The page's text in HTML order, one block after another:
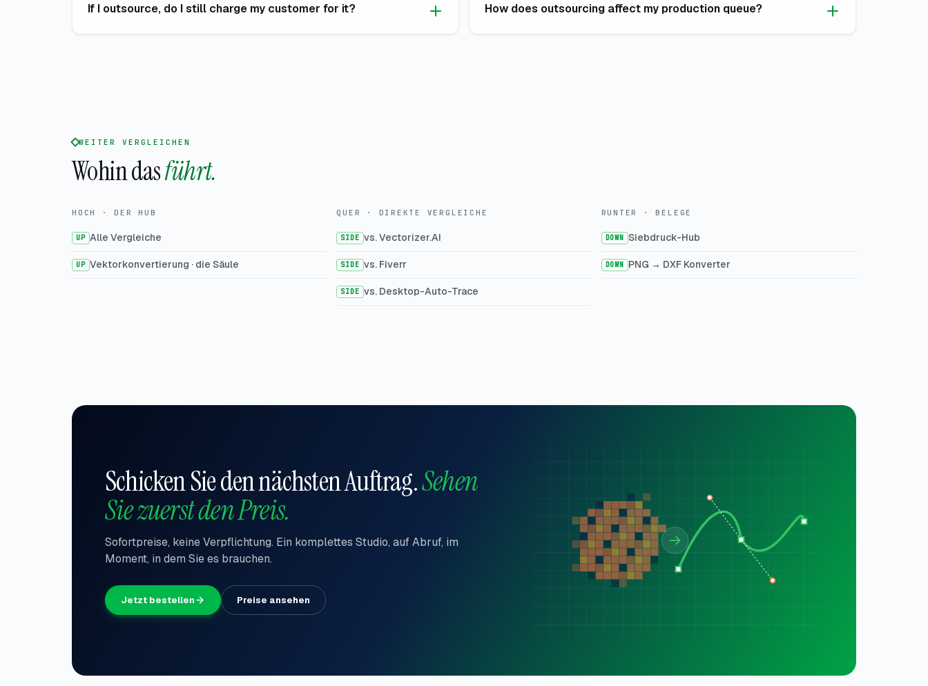
If I outsource, do I still charge my customer for it? How does outsourcing affect my production queue?
WEITER VERGLEICHEN
Wohin dasführt.
HOCH · DER HUB
UP Alle Vergleiche
UP Vektorkonvertierung · die Säule
QUER · DIREKTE VERGLEICHE
SIDE vs. Vectorizer.AI
SIDE vs. Fiverr
SIDE vs. Desktop-Auto-Trace
RUNTER · BELEGE
DOWN Siebdruck-Hub
DOWN PNG → DXF Konverter
Schicken Sie den nächsten Auftrag.Sehen
Sie zuerst den Preis.
Sofortpreise, keine Verpflichtung. Ein komplettes Studio, auf Abruf, im
Moment, in dem Sie es brauchen.
Jetzt bestellen Preise ansehen